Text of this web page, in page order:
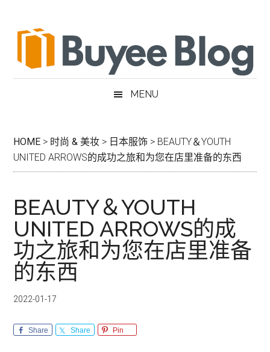
secondary
MENU
HOME > 时尚 & 美妆 > 日本服饰 > BEAUTY＆YOUTH
UNITED ARROWS的成功之旅和为您在店里准备的东西
BEAUTY＆YOUTH
UNITED ARROWS的成
功之旅和为您在店里准备
的东西
2022-01-17
Share Share Pin